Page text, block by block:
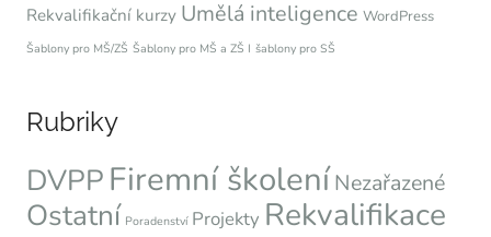
Rekvalifikační kurzy Umělá inteligence WordPress
Šablony pro MŠ/ZŠ Šablony pro MŠ a ZŠ I šablony pro SŠ
Rubriky
DVPPFiremní školeníNezařazené
Ostatní Poradenství Projekty Rekvalifikace